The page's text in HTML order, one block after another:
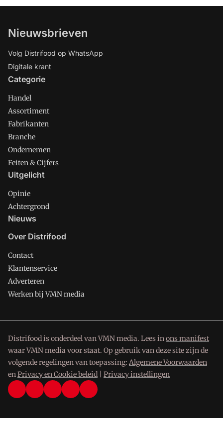
Nieuwsbrieven
Volg Distrifood op WhatsApp
Digitale krant
Categorie
Handel
Assortiment
Fabrikanten
Branche
Ondernemen
Feiten & Cijfers
Uitgelicht
Opinie
Achtergrond
Nieuws
Over Distrifood
Contact
Klantenservice
Adverteren
Werken bij VMN media
Distrifood is onderdeel van VMN media. Lees inons manifest
waar VMN media voor staat. Op gebruik van deze site zijn de
volgende regelingen van toepassing: Algemene Voorwaarden
enPrivacy en Cookie beleid Privacy instellingen